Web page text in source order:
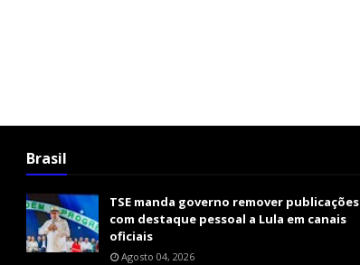
Brasil
TSE manda governo remover publicações
com destaque pessoal a Lula em canais
oficiais
Agosto 04, 2026